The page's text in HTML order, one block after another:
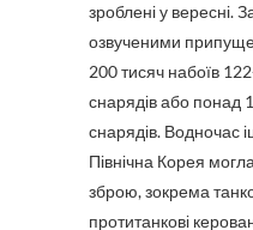
зроблені у вересні.
озвученими
200 тисяч набоїв
снарядів або понад
снарядів. Водночас
Північна Корея
зброю, зокрема
протитанкові